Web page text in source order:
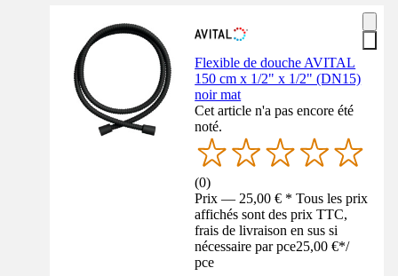
Flexible de douche AVITAL
150 cm x 1/2" x 1/2" (DN15)
noir mat
Cet article n'a pas encore été
noté.
(0)
Prix — 25,00 € * Tous les prix
affichés sont des prix TTC,
frais de livraison en sus si
nécessaire par pce25,00 €*/
pce